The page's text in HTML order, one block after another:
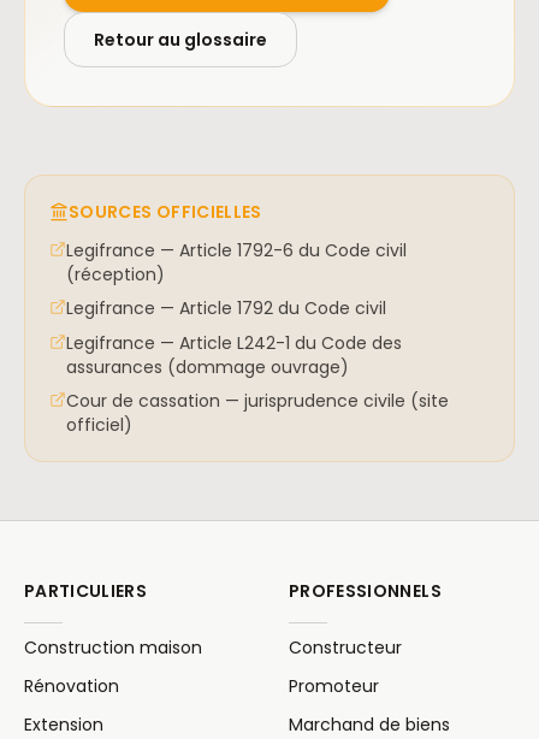
Retour au glossaire
SOURCES OFFICIELLES
Legifrance — Article 1792-6 du Code civil
(réception)
Legifrance — Article 1792 du Code civil
Legifrance — Article L242-1 du Code des
assurances (dommage ouvrage)
Cour de cassation — jurisprudence civile (site
officiel)
PARTICULIERS
Construction maison
Rénovation
Extension
PROFESSIONNELS
Constructeur
Promoteur
Marchand de biens